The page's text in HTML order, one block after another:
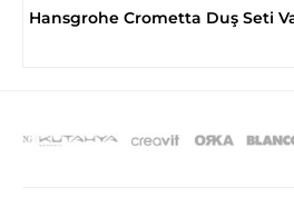
Hansgrohe Crometta Duş Seti